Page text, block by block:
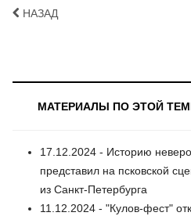
НАЗАД
МАТЕРИАЛЫ ПО ЭТОЙ
17.12.2024 - Историю
представил на псковской
из Санкт-Петербурга
11.12.2024 - "Кулов-фест"